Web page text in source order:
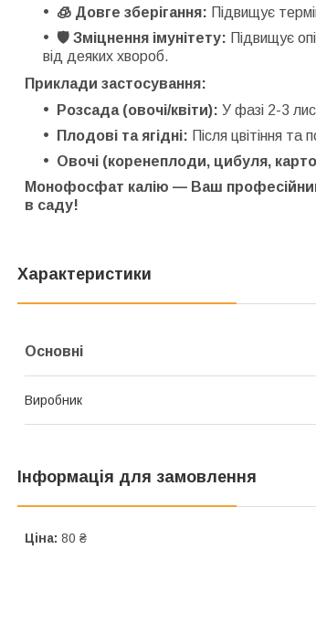
🧊 Довге зберігання: Підвищує
🛡️ Зміцнення імунітету: Підвищує
від деяких хвороб.
Приклади застосування:
Розсада (овочі/квіти): У фазі 2-3
Плодові та ягідні: Після цвітіння
Овочі (коренеплоди, цибуля,
Монофосфат калію — Ваш професійний
в саду!
Характеристики
Основні
Виробник
Інформація для замовлення
Ціна: 80 ₴